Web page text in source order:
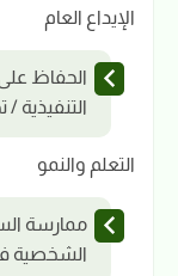
الإيداع العام
الحفاظ
التنفيذية
التعلم والنمو
ممارسة
الشخصية